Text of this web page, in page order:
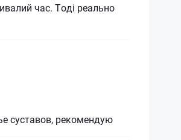
час. Тоді реально
суставов, рекомендую